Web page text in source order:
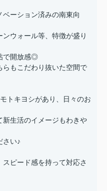
ーション済みの南東向
ウォール等、特徴が盛り
で開放感◎
もこだわり抜いた空間で
トキヨシがあり、日々のお
新生活のイメージもわきや
さい♪
スピード感を持って対応さ